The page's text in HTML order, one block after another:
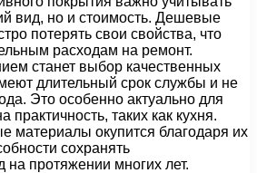
вид, но и стоимость. Дешевые
потерять свои свойства, что
расходам на ремонт.
станет выбор качественных
длительный срок службы и не
Это особенно актуально для
таких как кухня.
материалы окупится благодаря их
сохранять
на протяжении многих лет.